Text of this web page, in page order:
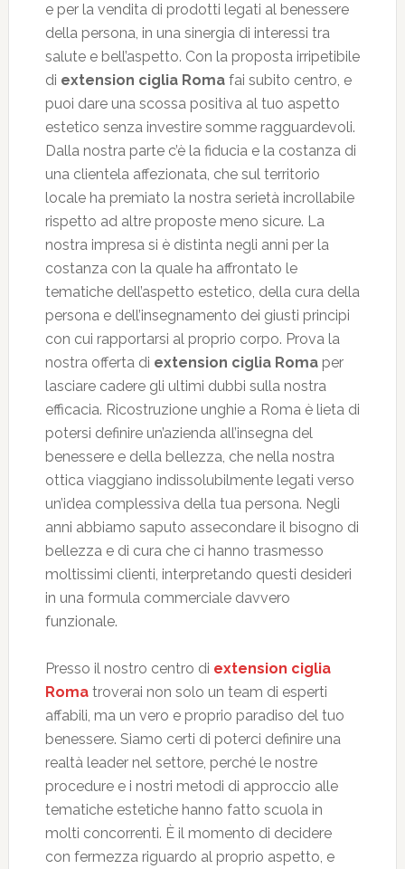
e per la vendita di prodotti legati al benessere
della persona, in una sinergia di interessi tra
salute e bell’aspetto. Con la proposta irripetibile
di extension ciglia Roma fai subito centro, e
puoi dare una scossa positiva al tuo aspetto
estetico senza investire somme ragguardevoli.
Dalla nostra parte c’è la fiducia e la costanza di
una clientela affezionata, che sul territorio
locale ha premiato la nostra serietà incrollabile
rispetto ad altre proposte meno sicure. La
nostra impresa si è distinta negli anni per la
costanza con la quale ha affrontato le
tematiche dell’aspetto estetico, della cura della
persona e dell’insegnamento dei giusti principi
con cui rapportarsi al proprio corpo. Prova la
nostra offerta di extension ciglia Roma per
lasciare cadere gli ultimi dubbi sulla nostra
efficacia. Ricostruzione unghie a Roma è lieta di
potersi definire un’azienda all’insegna del
benessere e della bellezza, che nella nostra
ottica viaggiano indissolubilmente legati verso
un’idea complessiva della tua persona. Negli
anni abbiamo saputo assecondare il bisogno di
bellezza e di cura che ci hanno trasmesso
moltissimi clienti, interpretando questi desideri
in una formula commerciale davvero
funzionale.
Presso il nostro centro di extension ciglia
Roma troverai non solo un team di esperti
affabili, ma un vero e proprio paradiso del tuo
benessere. Siamo certi di poterci definire una
realtà leader nel settore, perché le nostre
procedure e i nostri metodi di approccio alle
tematiche estetiche hanno fatto scuola in
molti concorrenti. È il momento di decidere
con fermezza riguardo al proprio aspetto, e